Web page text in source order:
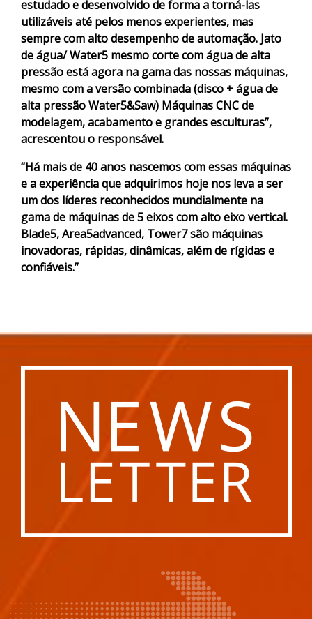
estudado e desenvolvido de forma a torná-las
utilizáveis até pelos menos experientes, mas
sempre com alto desempenho de automação. Jato
de água/ Water5 mesmo corte com água de alta
pressão está agora na gama das nossas máquinas,
mesmo com a versão combinada (disco + água de
alta pressão Water5&Saw) Máquinas CNC de
modelagem, acabamento e grandes esculturas”,
acrescentou o responsável.
“Há mais de 40 anos nascemos com essas máquinas
e a experiência que adquirimos hoje nos leva a ser
um dos líderes reconhecidos mundialmente na
gama de máquinas de 5 eixos com alto eixo vertical.
Blade5, Area5advanced, Tower7 são máquinas
inovadoras, rápidas, dinâmicas, além de rígidas e
confiáveis.”